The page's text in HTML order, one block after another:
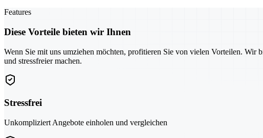
Features
Diese Vorteile bieten wir Ihnen
Wenn Sie mit uns umziehen möchten, profitieren Sie von vielen Vorteilen. Wir
und stressfreier machen.
Stressfrei
Unkompliziert Angebote einholen und vergleichen